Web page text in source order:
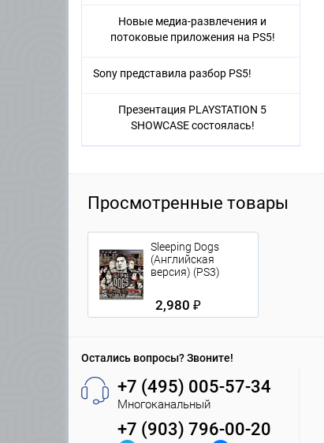
Новые медиа-развлечения и
потоковые приложения на PS5!
Sony представила разбор PS5!
Презентация PLAYSTATION 5
SHOWCASE состоялась!
Просмотренные товары
Sleeping Dogs
(Английская
версия) (PS3)
2,980 ₽
Остались вопросы? Звоните!
+7 (495) 005-57-34
Многоканальный
+7 (903) 796-00-20